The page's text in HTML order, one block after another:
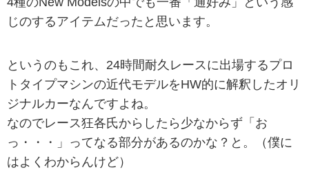
じのするアイテムだったと思います。
というのもこれ、24時間耐久レースに出場するプロ
トタイプマシンの近代モデルをHW的に解釈したオリ
ジナルカーなんですよね。
なのでレース狂各氏からしたら少なからず「お
っ・・・」ってなる部分があるのかな？と。（僕に
はよくわからんけど）